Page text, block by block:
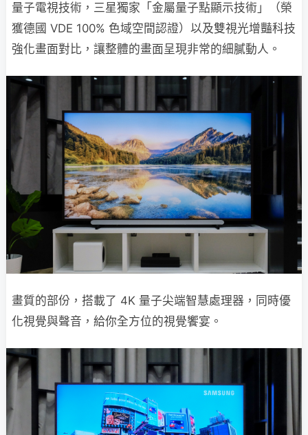
量子電視技術，三星獨家「金屬量子點顯示技術」（榮
獲德國 VDE 100% 色域空間認證）以及雙視光增豔科技
強化畫面對比，讓整體的畫面呈現非常的細膩動人。
畫質的部份，搭載了 4K 量子尖端智慧處理器，同時優
化視覺與聲音，給你全方位的視覺饗宴。